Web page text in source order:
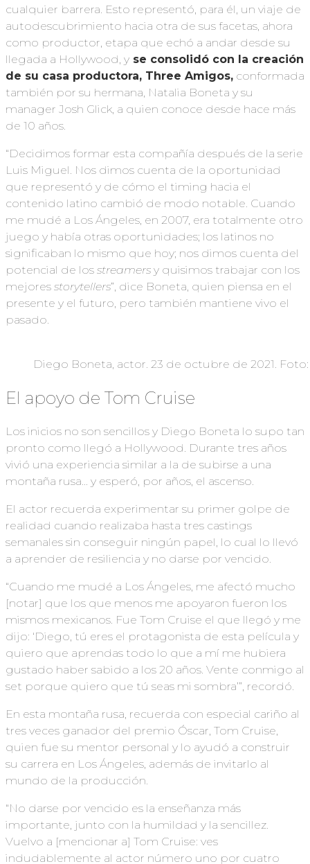
cualquier barrera. Esto representó, para él, un viaje de
autodescubrimiento hacia otra de sus facetas, ahora
como productor, etapa que echó a andar desde su
llegada a Hollywood, y se consolidó con la creación
de su casa productora, Three Amigos, conformada
también por su hermana, Natalia Boneta y su
manager Josh Glick, a quien conoce desde hace más
de 10 años.
“Decidimos formar esta compañía después de la serie
Luis Miguel. Nos dimos cuenta de la oportunidad
que representó y de cómo el timing hacia el
contenido latino cambió de modo notable. Cuando
me mudé a Los Ángeles, en 2007, era totalmente otro
juego y había otras oportunidades; los latinos no
significaban lo mismo que hoy; nos dimos cuenta del
potencial de los streamers y quisimos trabajar con los
mejores storytellers”, dice Boneta, quien piensa en el
presente y el futuro, pero también mantiene vivo el
pasado.
Diego Boneta, actor. 23 de octubre de 2021.
El apoyo de Tom Cruise
Los inicios no son sencillos y Diego Boneta lo supo tan
pronto como llegó a Hollywood. Durante tres años
vivió una experiencia similar a la de subirse a una
montaña rusa… y esperó, por años, el ascenso.
El actor recuerda experimentar su primer golpe de
realidad cuando realizaba hasta tres castings
semanales sin conseguir ningún papel, lo cual lo llevó
a aprender de resiliencia y no darse por vencido.
“Cuando me mudé a Los Ángeles, me afectó mucho
[notar] que los que menos me apoyaron fueron los
mismos mexicanos. Fue Tom Cruise el que llegó y me
dijo: ‘Diego, tú eres el protagonista de esta película y
quiero que aprendas todo lo que a mí me hubiera
gustado haber sabido a los 20 años. Vente conmigo al
set porque quiero que tú seas mi sombra’”, recordó.
En esta montaña rusa, recuerda con especial cariño al
tres veces ganador del premio Óscar, Tom Cruise,
quien fue su mentor personal y lo ayudó a construir
su carrera en Los Ángeles, además de invitarlo al
mundo de la producción.
“No darse por vencido es la enseñanza más
importante, junto con la humildad y la sencillez.
Vuelvo a [mencionar a] Tom Cruise: ves
indudablemente al actor número uno por cuatro